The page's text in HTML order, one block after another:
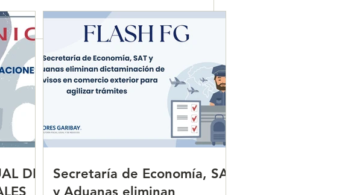
Secretaría de Economía, SAT
y Aduanas eliminan
dictaminación de avisos en
agilizar trámites.
DE
Secretaría de Economía, SAT